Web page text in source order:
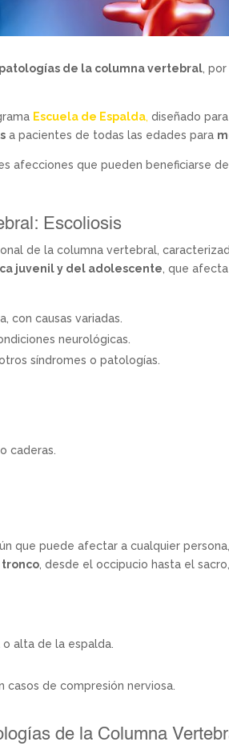
patologías de la columna vertebral,
Escuela de Espalda, diseñado
a pacientes de todas las edades para
afecciones que pueden beneficiarse
Escoliosis
de la columna vertebral,
juvenil y del adolescente, que
con causas variadas.
neurológicas.
síndromes o patologías.
caderas.
que puede afectar a cualquier
, desde el occipucio hasta el
alta de la espalda.
casos de compresión nerviosa.
de la Columna